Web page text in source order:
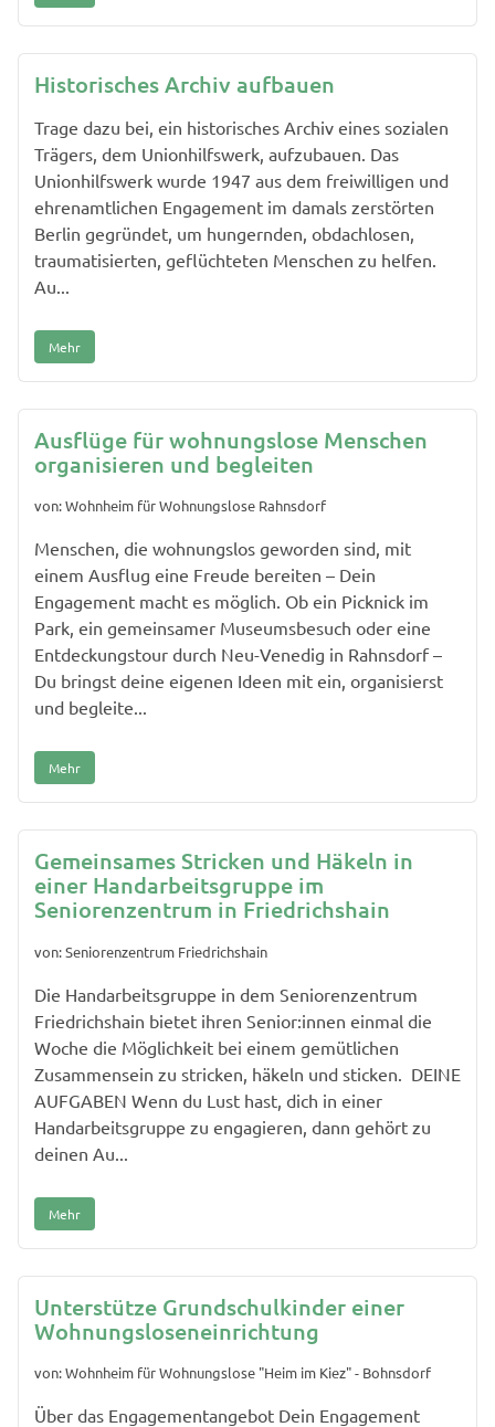
Historisches Archiv aufbauen
Trage dazu bei, ein historisches Archiv eines sozialen
Trägers, dem Unionhilfswerk, aufzubauen. Das
Unionhilfswerk wurde 1947 aus dem freiwilligen und
ehrenamtlichen Engagement im damals zerstörten
Berlin gegründet, um hungernden, obdachlosen,
traumatisierten, geflüchteten Menschen zu helfen.
Au...
Mehr
Ausflüge für wohnungslose Menschen
organisieren und begleiten
von: Wohnheim für Wohnungslose Rahnsdorf
Menschen, die wohnungslos geworden sind, mit
einem Ausflug eine Freude bereiten – Dein
Engagement macht es möglich. Ob ein Picknick im
Park, ein gemeinsamer Museumsbesuch oder eine
Entdeckungstour durch Neu-Venedig in Rahnsdorf –
Du bringst deine eigenen Ideen mit ein, organisierst
und begleite...
Mehr
Gemeinsames Stricken und Häkeln in
einer Handarbeitsgruppe im
Seniorenzentrum in Friedrichshain
von: Seniorenzentrum Friedrichshain
Die Handarbeitsgruppe in dem Seniorenzentrum
Friedrichshain bietet ihren Senior:innen einmal die
Woche die Möglichkeit bei einem gemütlichen
Zusammensein zu stricken, häkeln und sticken. DEINE
AUFGABEN Wenn du Lust hast, dich in einer
Handarbeitsgruppe zu engagieren, dann gehört zu
deinen Au...
Mehr
Unterstütze Grundschulkinder einer
Wohnungsloseneinrichtung
von: Wohnheim für Wohnungslose "Heim im Kiez" - Bohnsdorf
Über das Engagementangebot Dein Engagement